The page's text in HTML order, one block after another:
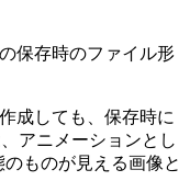
保存時のファイル形
成しても、保存時に
アニメーションとし
ものが見える画像と